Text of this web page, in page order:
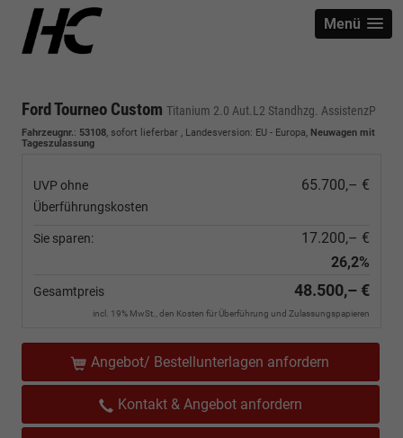
Menü
Ford Tourneo Custom Titanium 2.0 Aut.L2 Standhzg. AssistenzP
Fahrzeugnr.: 53108, sofort lieferbar , Landesversion: EU - Europa, Neuwagen mit
Tageszulassung
UVP ohne
Überführungskosten
65.700,– €
Sie sparen:
17.200,– €
26,2%
Gesamtpreis 48.500,– €
incl. 19% MwSt., den Kosten für Überführung und Zulassungspapieren
Angebot/ Bestellunterlagen anfordern
Kontakt & Angebot anfordern